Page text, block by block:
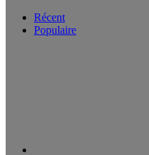
Récent
Populaire